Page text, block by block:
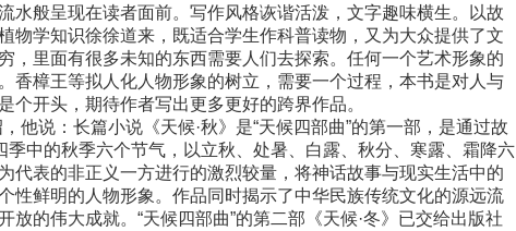
水般呈现在读者面前。写作风格诙谐活泼，文字趣味横生。以故
物学知识徐徐道来，既适合学生作科普读物，又为大众提供了文
，里面有很多未知的东西需要人们去探索。任何一个艺术形象的
香樟王等拟人化人物形象的树立，需要一个过程，本书是对人与
开头，期待作者写出更多更好的跨界作品。
他说：长篇小说《天候·秋》是“天候四部曲”的第一部，是通过故
中的秋季六个节气，以立秋、处暑、白露、秋分、寒露、霜降六
代表的非正义一方进行的激烈较量，将神话故事与现实生活中的
性鲜明的人物形象。作品同时揭示了中华民族传统文化的源远流
的伟大成就。“天候四部曲”的第二部《天候·冬》已交给出版社